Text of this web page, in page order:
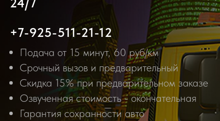
+7-925-511-21-12
Подача от 15 минут, 60 руб/км
Срочный вызов и предварительный
Скидка 15% при предварительном заказе
Озвученная стоимость - окончательная
Гарантия сохранности авто